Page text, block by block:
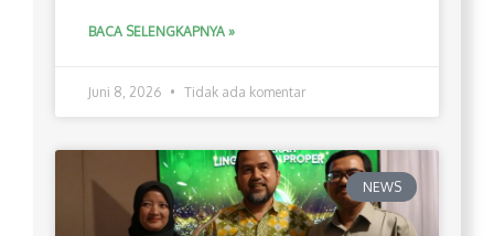
BACA SELENGKAPNYA »
Juni 8, 2026 Tidak ada komentar
NEWS